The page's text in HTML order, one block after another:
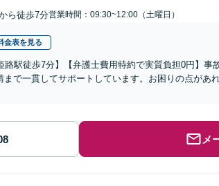
ら徒歩7分営業時間：09:30~12:00（土曜日）
金表を見る
路駅徒歩7分】【弁護士費用特約で実質負担0円】
で一貫してサポートしています。お困りの点があ
メ